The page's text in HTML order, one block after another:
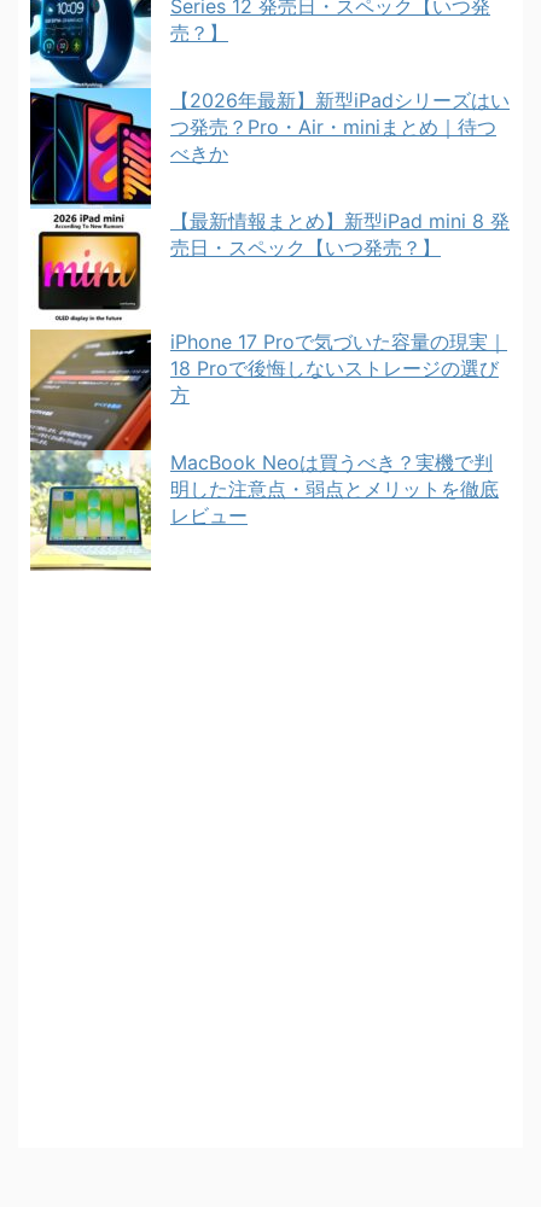
Series 12 発売日・スペック【いつ発
売？】
【2026年最新】新型iPadシリーズはい
つ発売？Pro・Air・miniまとめ｜待つ
べきか
【最新情報まとめ】新型iPad mini 8 発
売日・スペック【いつ発売？】
iPhone 17 Proで気づいた容量の現実｜
18 Proで後悔しないストレージの選び
方
MacBook Neoは買うべき？実機で判
明した注意点・弱点とメリットを徹底
レビュー